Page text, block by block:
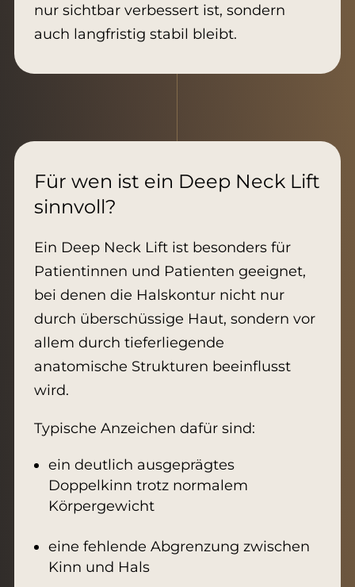
nur sichtbar verbessert ist, sondern
auch langfristig stabil bleibt.
Für wen ist ein Deep Neck Lift
sinnvoll?
Ein Deep Neck Lift ist besonders für
Patientinnen und Patienten geeignet,
bei denen die Halskontur nicht nur
durch überschüssige Haut, sondern vor
allem durch tieferliegende
anatomische Strukturen beeinflusst
wird.
Typische Anzeichen dafür sind:
ein deutlich ausgeprägtes
Doppelkinn trotz normalem
Körpergewicht
eine fehlende Abgrenzung zwischen
Kinn und Hals